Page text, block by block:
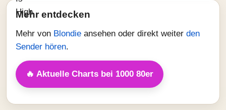
Mehr entdecken
Mehr von Blondie ansehen oder direkt weiter den
Sender hören.
🔥 Aktuelle Charts bei 1000 80er